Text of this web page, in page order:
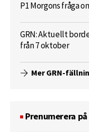
P1 Morgons fråga
GRN: Aktuellt
från 7 oktober
Mer GRN-
Prenumerera